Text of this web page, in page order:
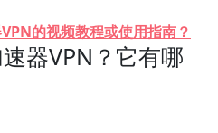
的视频教程或使用指南？
器VPN？它有哪